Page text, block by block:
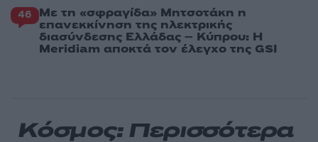
46 Με τη «σφραγίδα» Μητσοτάκη η
επανεκκίνηση της ηλεκτρικής
διασύνδεσης Ελλάδας – Κύπρου: Η
Meridiam αποκτά τον έλεγχο της GSI
Κόσμος: Περισσότερα